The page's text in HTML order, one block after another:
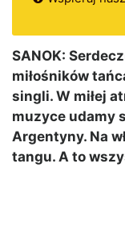
SANOK:
miłośników
singli. W miłej
muzyce udamy
Argentyny. Na
tangu. A to